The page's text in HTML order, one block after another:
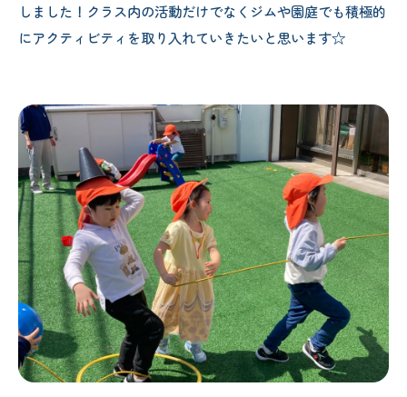
しました！クラス内の活動だけでなくジムや園庭でも積極的
にアクティビティを取り入れていきたいと思います☆